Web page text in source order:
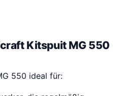
Kitspuit MG 550
550 ideal für: